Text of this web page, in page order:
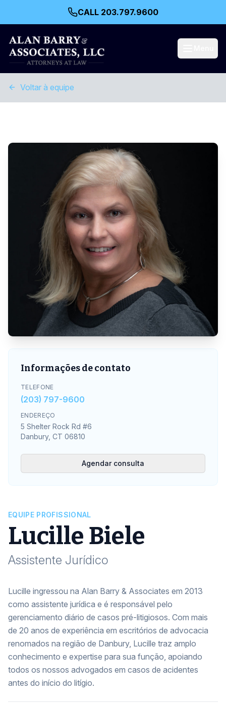
CALL 203.797.9600
Voltar à equipe
Informações de contato
TELEFONE
(203) 797-9600
ENDEREÇO
5 Shelter Rock Rd #6
Danbury, CT 06810
Agendar consulta
EQUIPE PROFISSIONAL
Lucille Biele
Assistente Jurídico
Lucille ingressou na Alan Barry & Associates em 2013
como assistente jurídica e é responsável pelo
gerenciamento diário de casos pré-litigiosos. Com mais
de 20 anos de experiência em escritórios de advocacia
renomados na região de Danbury, Lucille traz amplo
conhecimento e expertise para sua função, apoiando
todos os nossos advogados em casos de acidentes
antes do início do litígio.